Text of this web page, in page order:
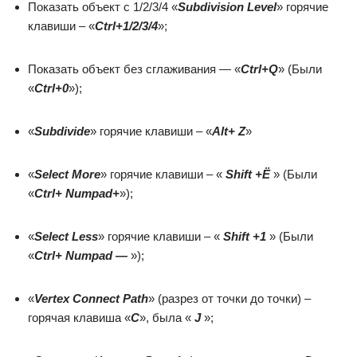
Показать объект с 1/2/3/4 «Subdivision Level» горячие
клавиши – «Ctrl+1/2/3/4»;
Показать объект без сглаживания — «Ctrl+Q» (Были
«Ctrl+0»);
«Subdivide» горячие клавиши – «Alt+ Z»
«Select More» горячие клавиши – « Shift +Ё» (Были
«Ctrl+ Numpad+»);
«Select Less» горячие клавиши – « Shift +1 » (Были
«Ctrl+ Numpad — »);
«Vertex Connect Path» (разрез от точки до точки) –
горячая клавиша «С», была « J»;